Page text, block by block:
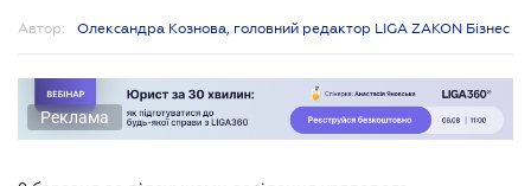
Автор: Олександра Кознова, головний редактор LIGA ZAKON Бізнес
Реклама